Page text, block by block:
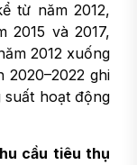
từ năm 2012,
2015 và 2017,
2012 xuống
2020–2022 ghi
suất hoạt động
cầu tiêu thụ